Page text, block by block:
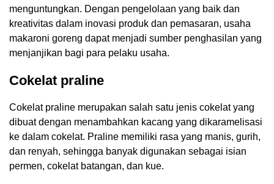
menguntungkan. Dengan pengelolaan yang baik dan
kreativitas dalam inovasi produk dan pemasaran, usaha
makaroni goreng dapat menjadi sumber penghasilan yang
menjanjikan bagi para pelaku usaha.
Cokelat praline
Cokelat praline merupakan salah satu jenis cokelat yang
dibuat dengan menambahkan kacang yang dikaramelisasi
ke dalam cokelat. Praline memiliki rasa yang manis, gurih,
dan renyah, sehingga banyak digunakan sebagai isian
permen, cokelat batangan, dan kue.